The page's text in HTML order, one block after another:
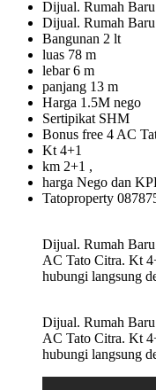
Dijual. Rumah
Dijual. Rumah
Bangunan 2 lt
luas 78 m
lebar 6 m
panjang 13 m
Harga 1.5M nego
Sertipikat SHM
Bonus free 4 AC
Kt 4+1
km 2+1 ,
harga Nego dan
Tatoproperty
Dijual. Rumah
AC Tato Citra. Kt
hubungi langsung
Dijual. Rumah
AC Tato Citra. Kt
hubungi langsung